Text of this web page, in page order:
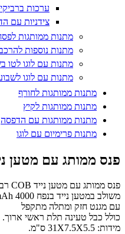
ערכות
צידניות עם
מתנות ממותגות
מתנות נוספות
מתנות עם לוגו לטו
מתנות עם לוגו
מתנות ממותגות לחורף
מתנות ממותגות לקיץ
מתנות ממותגות עם הדפסה
מתנות פרימיום עם לוגו
פנס ממותג עם מטען
פנס ממותג עם מטען נייד COB רב עוצמה עם 63 נוריות COB
משולב במטען נייד בנפח 4000 mAh
עם מגנט חזק ומתלה מתקפל
כולל כבל טעינה תלת ראשי ארוך.
מידות: 31X7.5X5.5 ס"מ.